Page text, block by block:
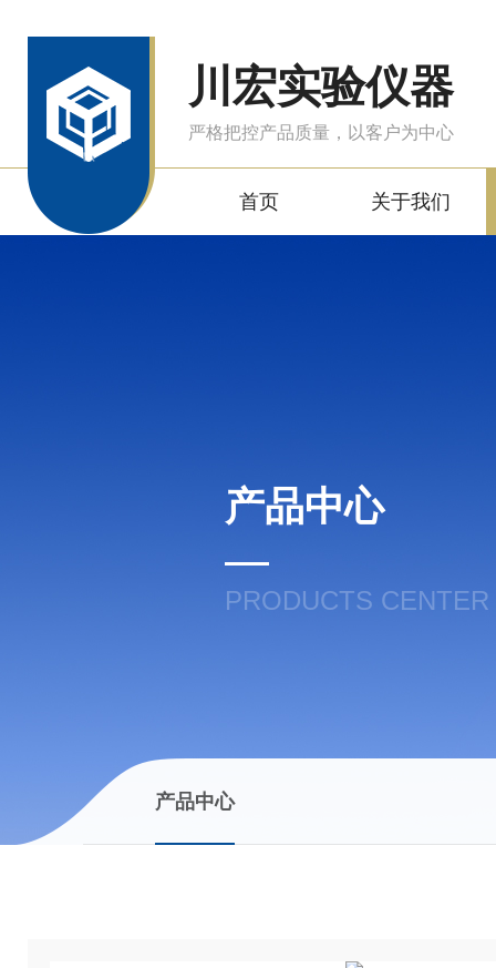
川宏实验仪器
严格把控产品质量，以客户为中心
首页 关于我们
产品中心
PRODUCTS CENTER
产品中心